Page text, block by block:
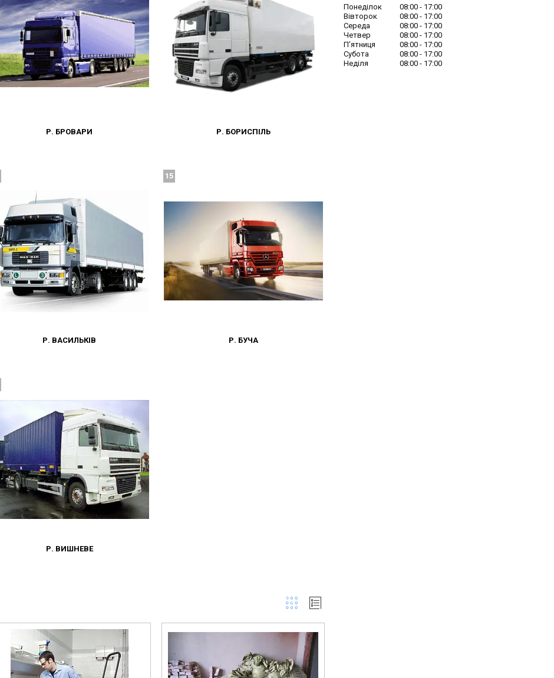
Р. БРОВАРИ Р. БОРИСПІЛЬ
Р. ВАСИЛЬКІВ Р. БУЧА
15
Р. ВИШНЕВЕ
Понеділок 08:00
17:00
Вівторок
08:00
17:00
Середа
08:00
17:00
Четвер
08:00
17:00
Пʼятниця
08:00
17:00
Субота
08:00
17:00
Неділя
08:00 17:00